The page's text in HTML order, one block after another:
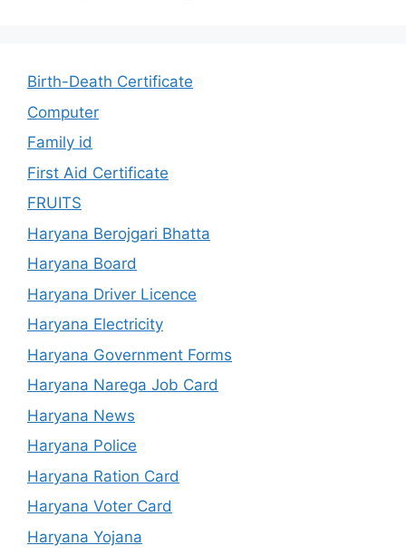
Birth-Death Certificate
Computer
Family id
First Aid Certificate
FRUITS
Haryana Berojgari Bhatta
Haryana Board
Haryana Driver Licence
Haryana Electricity
Haryana Government Forms
Haryana Narega Job Card
Haryana News
Haryana Police
Haryana Ration Card
Haryana Voter Card
Haryana Yojana